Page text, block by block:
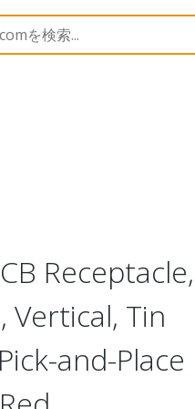
Headers and Receptacles
Receptacle,
Vertical, Tin
and-Place